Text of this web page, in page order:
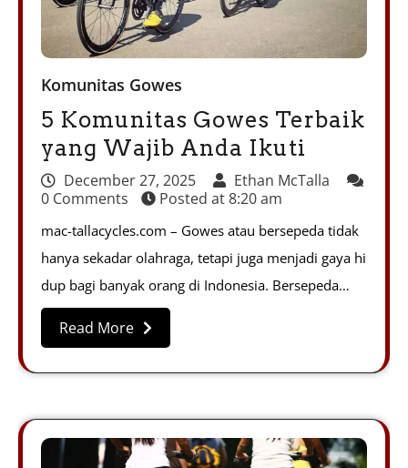
Komunitas Gowes
5 Komunitas Gowes Terbaik
yang Wajib Anda Ikuti
December 27, 2025
Ethan McTalla
0 Comments
Posted at8:20 am
mac-tallacycles.com – Gowes atau bersepeda tidak
hanya sekadar olahraga, tetapi juga menjadi gaya hi
dup bagi banyak orang di Indonesia. Bersepeda…
Read More